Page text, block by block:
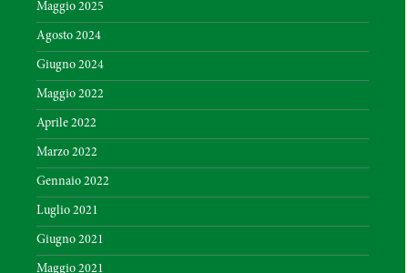
Maggio 2025
Agosto 2024
Giugno 2024
Maggio 2022
Aprile 2022
Marzo 2022
Gennaio 2022
Luglio 2021
Giugno 2021
Maggio 2021